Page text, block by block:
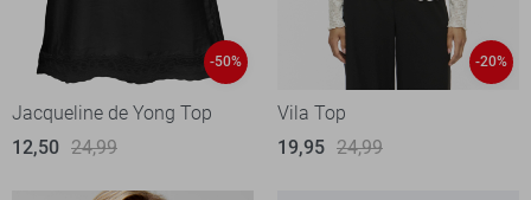
-50%
Jacqueline de Yong Top
12,50 24,99
-20%
Vila Top
19,95 24,99